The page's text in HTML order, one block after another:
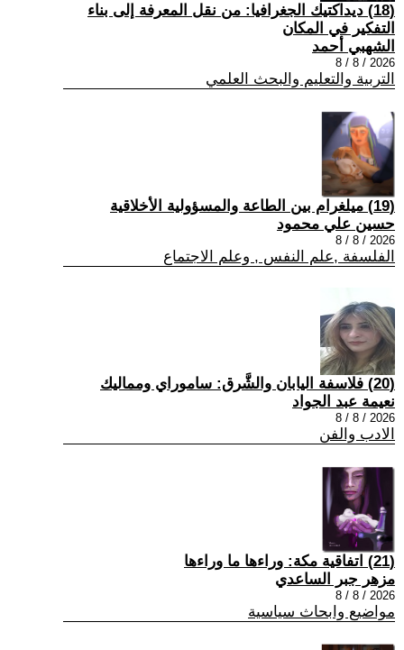
(18) ديداكتيك الجغرافيا: من نقل المعرفة إلى بناء
التفكير في المكان
الشهبي أحمد
2026 / 8 / 8
التربية والتعليم والبحث العلمي
(19) ميلغرام بين الطاعة والمسؤولية الأخلاقية
حسين علي محمود
2026 / 8 / 8
الفلسفة ,علم النفس , وعلم الاجتماع
(20) فلاسفة اليابان والشَّرق: ساموراي ومماليك
نعيمة عبد الجواد
2026 / 8 / 8
الادب والفن
(21) اتفاقية مكة: وراءها ما وراءها
مزهر جبر الساعدي
2026 / 8 / 8
مواضيع وابحاث سياسية